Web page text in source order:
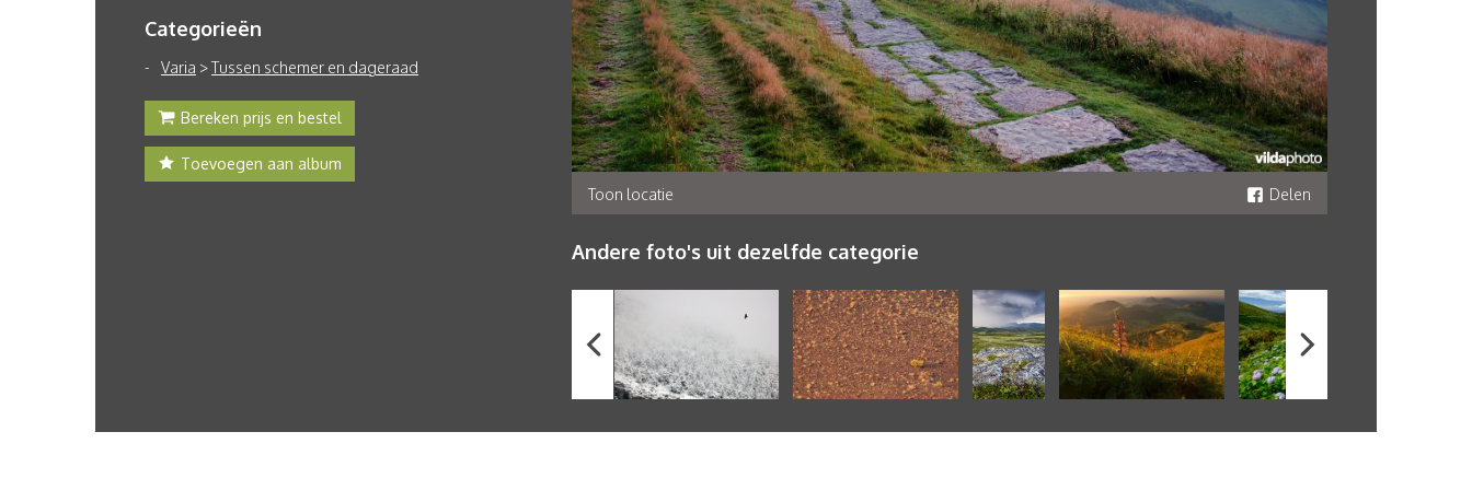
Categorieën
Varia >Tussen schemer en dageraad
Bereken prijs en bestel
Toevoegen aan album
Toon locatie
Delen
Andere foto's uit dezelfde categorie